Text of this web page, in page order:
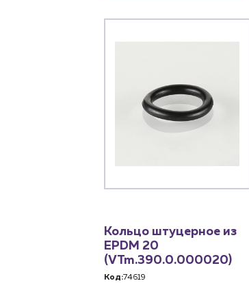
Кольцо штуцерное из
EPDM 20
(VTm.390.0.000020)
Код:74619